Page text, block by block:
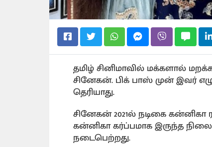
தமிழ் சினிமாவில் மக்களால்
சினேகன். பிக் பாஸ் முன் இவர்
தெரியாது.
சினேகன் 2021ல் நடிகை
கன்னிகா கர்ப்பமாக இருந்த
நடைபெற்றது.